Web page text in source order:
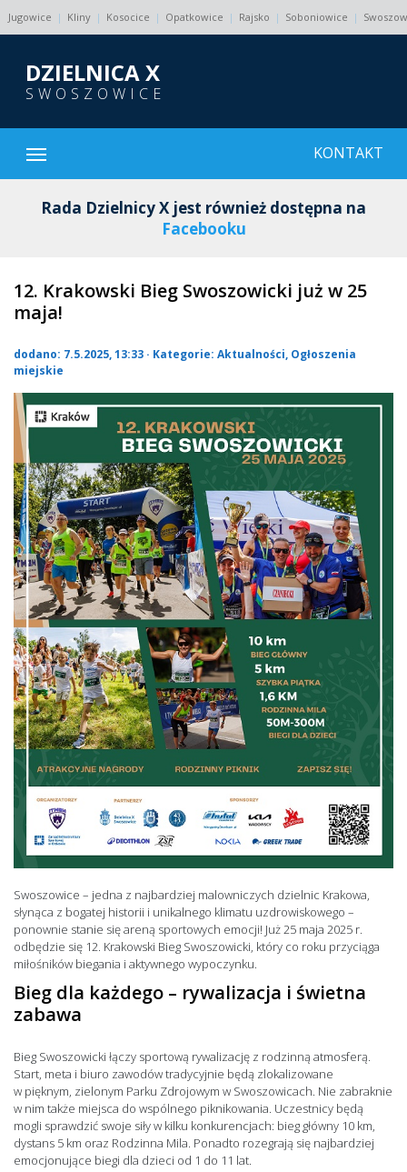
Jugowice Kliny Kosocice Opatkowice Rajsko Soboniowice
DZIELNICA X
SWOSZOWICE
Otwórz menu KONTAKT
Rada Dzielnicy X jest również dostępna na
Facebooku
12. Krakowski Bieg Swoszowicki już w 25
maja!
dodano: 7.5.2025, 13:33 · Kategorie: Aktualności, Ogłoszenia
miejskie
Swoszowice – jedna z najbardziej malowniczych dzielnic Krakowa,
słynąca z bogatej historii i unikalnego klimatu uzdrowiskowego –
ponownie stanie się areną sportowych emocji! Już 25 maja 2025 r.
odbędzie się 12. Krakowski Bieg Swoszowicki, który co roku przyciąga
miłośników biegania i aktywnego wypoczynku.
Bieg dla każdego – rywalizacja i świetna
zabawa
Bieg Swoszowicki łączy sportową rywalizację z rodzinną atmosferą.
Start, meta i biuro zawodów tradycyjnie będą zlokalizowane
w pięknym, zielonym Parku Zdrojowym w Swoszowicach. Nie zabraknie
w nim także miejsca do wspólnego piknikowania. Uczestnicy będą
mogli sprawdzić swoje siły w kilku konkurencjach: bieg główny 10 km,
dystans 5 km oraz Rodzinna Mila. Ponadto rozegrają się najbardziej
emocjonujące biegi dla dzieci od 1 do 11 lat.